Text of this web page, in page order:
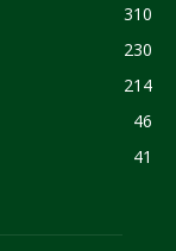
310
230
214
46
41